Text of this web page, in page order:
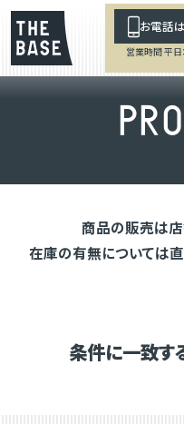
お電話
営業時間 平
PRO
商品の販売は店
在庫の有無については
条件に一致す